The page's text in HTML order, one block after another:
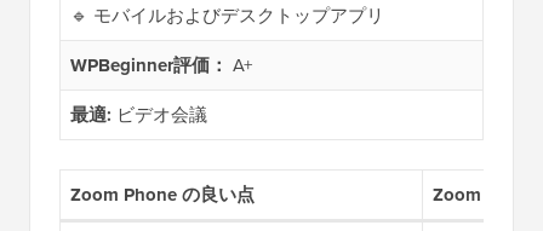
🔹 モバイルおよびデスクトップアプリ
WPBeginner評価： A+
最適: ビデオ会議
Zoom Phone の良い点 Zoom